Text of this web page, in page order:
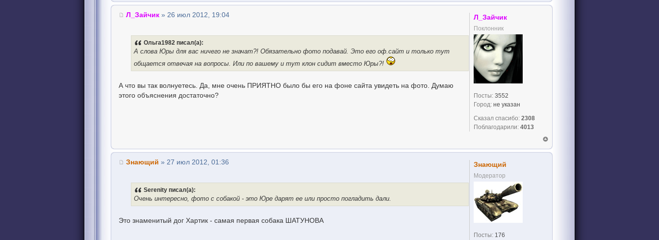
Л_Зайчик » 26 июл 2012, 19:04
Ольга1982 писал(а):
А слова Юры для вас ничего не значат?! Обязательно фото подавай. Это его оф.сайт и только тут
общается отвечая на вопросы. Или по вашему и тут клон сидит вместо Юры?!
А что вы так волнуетесь. Да, мне очень ПРИЯТНО было бы его на фоне сайта увидеть на фото. Думаю
этого объяснения достаточно?
Л_Зайчик
Поклонник
Посты: 3552
Город: не указан
Сказал спасибо: 2308
Поблагодарили: 4013
Знающий » 27 июл 2012, 01:36
Serenity писал(а):
Очень интересно, фото с собакой - это Юре дарят ее или просто погладить дали.
Это знаменитый дог Хартик - самая первая собака ШАТУНОВА
Знающий
Модератор
Посты: 176